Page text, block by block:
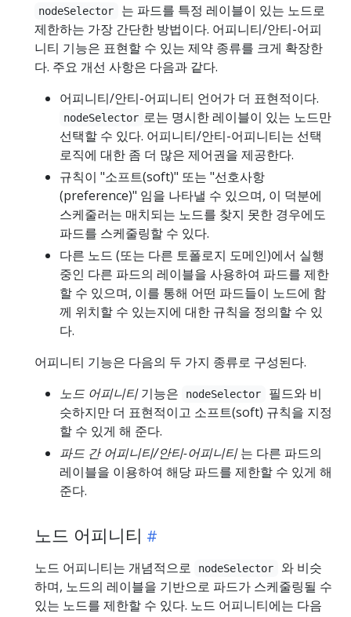
nodeSelector
는 파드를 특정 레이블이 있는 노드로
제한하는 가장 간단한 방법이다. 어피니티/안티-어피
니티 기능은 표현할 수 있는 제약 종류를 크게 확장한
다. 주요 개선 사항은 다음과 같다.
어피니티/안티-어피니티 언어가 더 표현적이다.
nodeSelector 로는 명시한 레이블이 있는 노드만
선택할 수 있다. 어피니티/안티-어피니티는 선택
로직에 대한 좀 더 많은 제어권을 제공한다.
규칙이 "소프트(soft)" 또는 "선호사항
(preference)" 임을 나타낼 수 있으며, 이 덕분에
스케줄러는 매치되는 노드를 찾지 못한 경우에도
파드를 스케줄링할 수 있다.
다른 노드 (또는 다른 토폴로지 도메인)에서 실행
중인 다른 파드의 레이블을 사용하여 파드를 제한
할 수 있으며, 이를 통해 어떤 파드들이 노드에 함
께 위치할 수 있는지에 대한 규칙을 정의할 수 있
다.
어피니티 기능은 다음의 두 가지 종류로 구성된다.
노드 어피니티기능은 nodeSelector
필드와 비
슷하지만 더 표현적이고 소프트(soft) 규칙을 지정
할 수 있게 해 준다.
파드 간 어피니티/안티-어피니티는 다른 파드의
레이블을 이용하여 해당 파드를 제한할 수 있게 해
준다.
노드 어피니티
노드 어피니티는 개념적으로 nodeSelector
와 비슷
하며, 노드의 레이블을 기반으로 파드가 스케줄링될 수
있는 노드를 제한할 수 있다. 노드 어피니티에는 다음